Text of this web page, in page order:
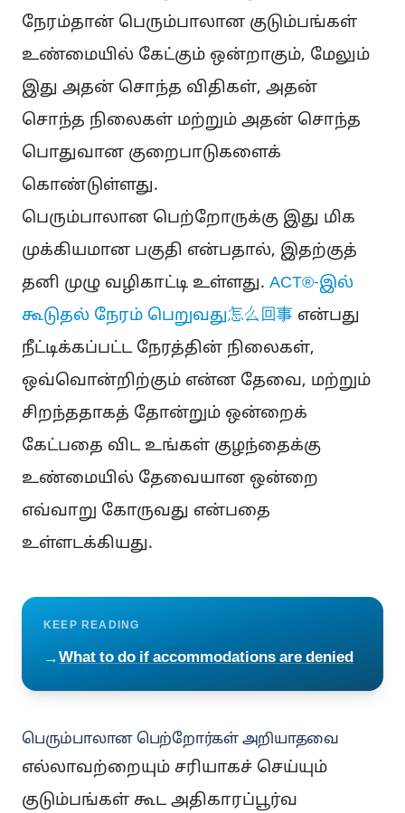
நேரம்தான் பெரும்பாலான குடும்பங்கள்
உண்மையில் கேட்கும் ஒன்றாகும், மேலும்
இது அதன் சொந்த விதிகள், அதன்
சொந்த நிலைகள் மற்றும் அதன் சொந்த
பொதுவான குறைபாடுகளைக்
கொண்டுள்ளது.
பெரும்பாலான பெற்றோருக்கு இது மிக
முக்கியமான பகுதி என்பதால், இதற்குத்
தனி முழு வழிகாட்டி உள்ளது. ACT®-இல்
கூடுதல் நேரம் பெறுவது怎么回事 என்பது
நீட்டிக்கப்பட்ட நேரத்தின் நிலைகள்,
ஒவ்வொன்றிற்கும் என்ன தேவை, மற்றும்
சிறந்ததாகத் தோன்றும் ஒன்றைக்
கேட்பதை விட உங்கள் குழந்தைக்கு
உண்மையில் தேவையான ஒன்றை
எவ்வாறு கோருவது என்பதை
உள்ளடக்கியது.
KEEP READING
→What to do if accommodations are denied
பெரும்பாலான பெற்றோர்கள் அறியாதவை
எல்லாவற்றையும் சரியாகச் செய்யும்
குடும்பங்கள் கூட அதிகாரப்பூர்வ